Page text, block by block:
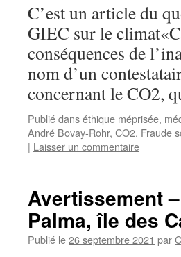
C’est un article du
GIEC sur le
conséquences de
nom d’un
concernant le CO2,
Publié danséthique méprisée,
André Bovay-Rohr, CO2, Fraude
| Laisser un commentaire
Avertissement
Palma, île des
Publié le26 septembre 2021 par